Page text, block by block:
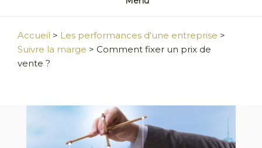
Accueil > Les performances d'une entreprise >
Suivre la marge > Comment fixer un prix de
vente ?